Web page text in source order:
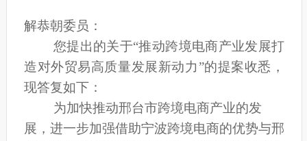
解恭朝委员：
您提出的关于“推动跨境电商产业发展打
造对外贸易高质量发展新动力”的提案收悉，
现答复如下：
为加快推动邢台市跨境电商产业的发
展，进一步加强借助宁波跨境电商的优势与邢